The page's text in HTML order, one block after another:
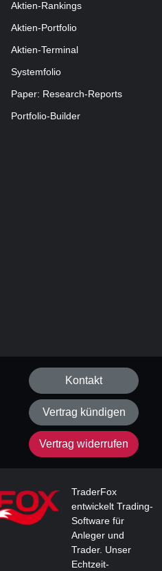
Aktien-Rankings
Aktien-Portfolio
Aktien-Terminal
Systemfolio
Paper: Research-Reports
Portfolio-Builder
Kontakt
Vertrag kündigen
Vertrag widerrufen
TraderFox
entwickelt Trading-
Software für
Anleger und
Trader. Unser
Echtzeit-